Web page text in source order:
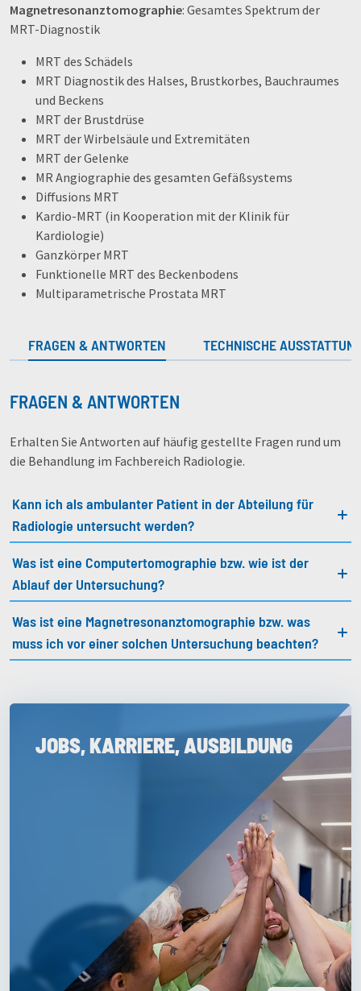
Magnetresonanztomographie: Gesamtes Spektrum der
MRT-Diagnostik
MRT des Schädels
MRT Diagnostik des Halses, Brustkorbes, Bauchraumes
und Beckens
MRT der Brustdrüse
MRT der Wirbelsäule und Extremitäten
MRT der Gelenke
MR Angiographie des gesamten Gefäßsystems
Diffusions MRT
Kardio-MRT (in Kooperation mit der Klinik für
Kardiologie)
Ganzkörper MRT
Funktionelle MRT des Beckenbodens
Multiparametrische Prostata MRT
FRAGEN & ANTWORTEN TECHNISCHE
FRAGEN & ANTWORTEN
Erhalten Sie Antworten auf häufig gestellte Fragen rund um
die Behandlung im Fachbereich Radiologie.
Kann ich als ambulanter Patient in der Abteilung für
Radiologie untersucht werden?
Was ist eine Computertomographie bzw. wie ist der
Ablauf der Untersuchung?
Was ist eine Magnetresonanztomographie bzw. was
muss ich vor einer solchen Untersuchung beachten?
JOBS, KARRIERE, AUSBILDUNG